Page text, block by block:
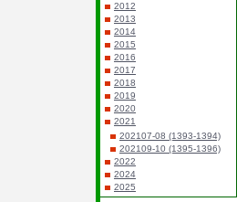
2012
2013
2014
2015
2016
2017
2018
2019
2020
2021
202107-08 (1393-1394)
202109-10 (1395-1396)
2022
2024
2025